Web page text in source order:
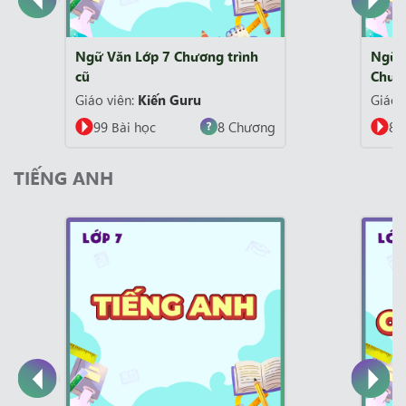
Ngữ Văn - Cánh Diều Lớp 7
Giáo viên:Kiến Guru
82 Bài học
10 Chương
TIẾNG ANH